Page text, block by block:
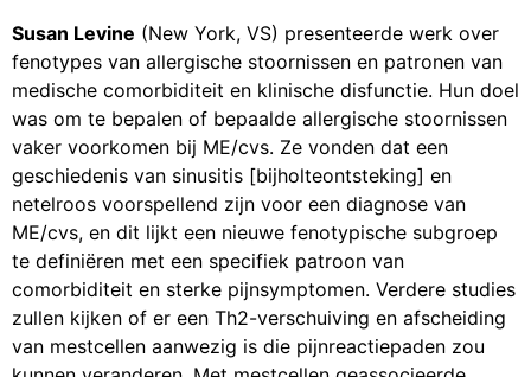
Susan Levine (New York, VS) presenteerde werk over
fenotypes van allergische stoornissen en patronen van
medische comorbiditeit en klinische disfunctie. Hun doel
was om te bepalen of bepaalde allergische stoornissen
vaker voorkomen bij ME/cvs. Ze vonden dat een
geschiedenis van sinusitis [bijholteontsteking] en
netelroos voorspellend zijn voor een diagnose van
ME/cvs, en dit lijkt een nieuwe fenotypische subgroep
te definiëren met een specifiek patroon van
comorbiditeit en sterke pijnsymptomen. Verdere studies
zullen kijken of er een Th2-verschuiving en afscheiding
van mestcellen aanwezig is die pijnreactiepaden zou